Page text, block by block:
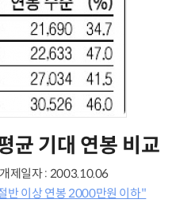
균 기대 연봉 비교
개제일자 : 2003.10.06
반 이상 연봉 2000만원 이하"